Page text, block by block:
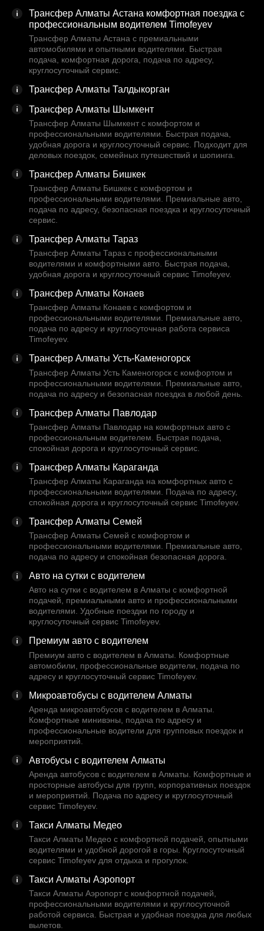
Трансфер Алматы Астана комфортная поездка с
профессиональным водителем Timofeyev
Трансфер Алматы Астана с премиальными
автомобилями и опытными водителями. Быстрая
подача, комфортная дорога, подача по адресу,
круглосуточный сервис.
Трансфер Алматы Талдыкорган
Трансфер Алматы Шымкент
Трансфер Алматы Шымкент с комфортом и
профессиональными водителями. Быстрая подача,
удобная дорога и круглосуточный сервис. Подходит для
деловых поездок, семейных путешествий и шопинга.
Трансфер Алматы Бишкек
Трансфер Алматы Бишкек с комфортом и
профессиональными водителями. Премиальные авто,
подача по адресу, безопасная поездка и круглосуточный
сервис.
Трансфер Алматы Тараз
Трансфер Алматы Тараз с профессиональными
водителями и комфортными авто. Быстрая подача,
удобная дорога и круглосуточный сервис Timofeyev.
Трансфер Алматы Конаев
Трансфер Алматы Конаев с комфортом и
профессиональными водителями. Премиальные авто,
подача по адресу и круглосуточная работа сервиса
Timofeyev.
Трансфер Алматы Усть-Каменогорск
Трансфер Алматы Усть Каменогорск с комфортом и
профессиональными водителями. Премиальные авто,
подача по адресу и безопасная поездка в любой день.
Трансфер Алматы Павлодар
Трансфер Алматы Павлодар на комфортных авто с
профессиональным водителем. Быстрая подача,
спокойная дорога и круглосуточный сервис.
Трансфер Алматы Караганда
Трансфер Алматы Караганда на комфортных авто с
профессиональными водителями. Подача по адресу,
спокойная дорога и круглосуточный сервис Timofeyev.
Трансфер Алматы Семей
Трансфер Алматы Семей с комфортом и
профессиональными водителями. Премиальные авто,
подача по адресу и спокойная безопасная дорога.
Авто на сутки с водителем
Авто на сутки с водителем в Алматы с комфортной
подачей, премиальными авто и профессиональными
водителями. Удобные поездки по городу и
круглосуточный сервис Timofeyev.
Премиум авто с водителем
Премиум авто с водителем в Алматы. Комфортные
автомобили, профессиональные водители, подача по
адресу и круглосуточный сервис Timofeyev.
Микроавтобусы с водителем Алматы
Аренда микроавтобусов с водителем в Алматы.
Комфортные минивэны, подача по адресу и
профессиональные водители для групповых поездок и
мероприятий.
Автобусы с водителем Алматы
Аренда автобусов с водителем в Алматы. Комфортные и
просторные автобусы для групп, корпоративных поездок
и мероприятий. Подача по адресу и круглосуточный
сервис Timofeyev.
Такси Алматы Медео
Такси Алматы Медео с комфортной подачей, опытными
водителями и удобной дорогой в горы. Круглосуточный
сервис Timofeyev для отдыха и прогулок.
Такси Алматы Аэропорт
Такси Алматы Аэропорт с комфортной подачей,
профессиональными водителями и круглосуточной
работой сервиса. Быстрая и удобная поездка для любых
вылетов.